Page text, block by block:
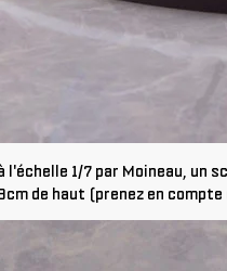
l'échelle 1/7 par Moineau,
de haut (prenez en